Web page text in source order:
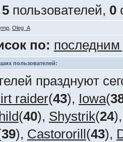
5пользователей, 0
, Oleg_A
по:
пользователей:
празднуют
raider(43), Iowa(
(40), Shystrik(24
39), Castororill(43),